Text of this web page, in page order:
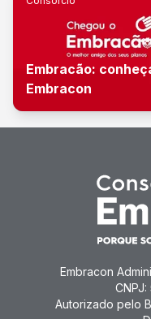
Embracão:
Embracon
Embracon
CNPJ:
Autorizado pelo